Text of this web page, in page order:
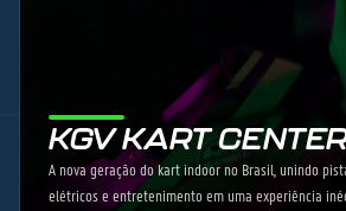
KGV KART
A nova geração do kart indoor no Brasil, unindo
elétricos e entretenimento em uma experiência